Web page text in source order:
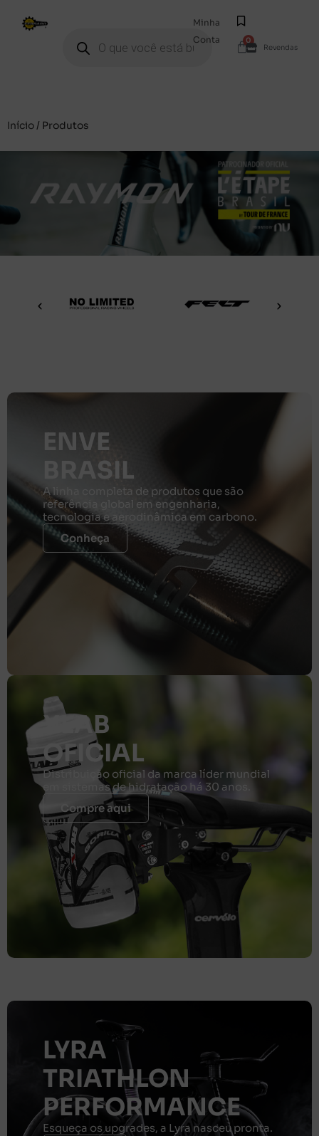
Minha
Conta
0
Revendas
Início / Produtos
ENVE
BRASIL
A linha completa de produtos que são
referência global em engenharia,
tecnologia e aerodinâmica em carbono.
Conheça
XLAB
OFICIAL
Distribuição oficial da marca líder mundial
em sistemas de hidratação há 30 anos.
Compre aqui
LYRA
TRIATHLON
PERFORMANCE
Esqueça os upgrades, a Lyra nasceu pronta.